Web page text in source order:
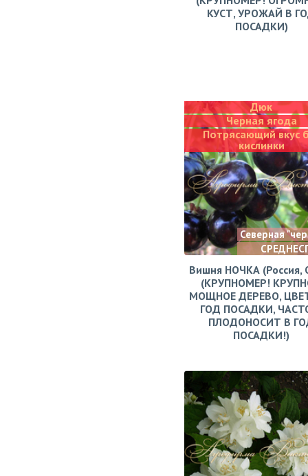
КУСТ, УРОЖАЙ В
ПОСАДКИ)
Дюк
Черная ягода
Потрясающий вкус
кислинки
Северная
Вишня НОЧКА (Россия,
(КРУПНОМЕР!
МОЩНОЕ ДЕРЕВО,
ГОД ПОСАДКИ,
ПЛОДОНОСИТ В
ПОСАДКИ!)